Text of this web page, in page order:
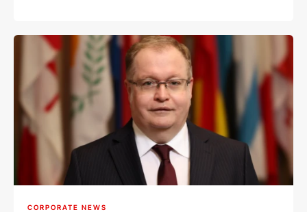
CORPORATE NEWS